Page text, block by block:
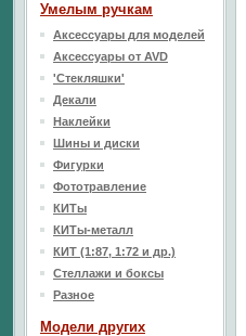
Умелым ручкам
Аксессуары для моделей
Аксессуары от AVD
'Стекляшки'
Декали
Наклейки
Шины и диски
Фигурки
Фототравление
КИТы
КИТы-металл
КИТ (1:87, 1:72 и др.)
Стеллажи и боксы
Разное
Модели других